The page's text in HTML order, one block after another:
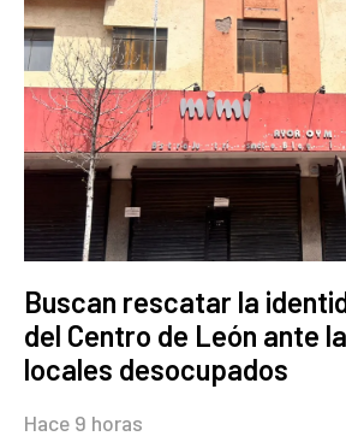
Buscan rescatar la
del Centro de León ante
locales desocupados
Hace 9 horas